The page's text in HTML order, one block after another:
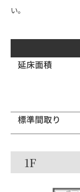
い。
延床面積
標準間取り
1F